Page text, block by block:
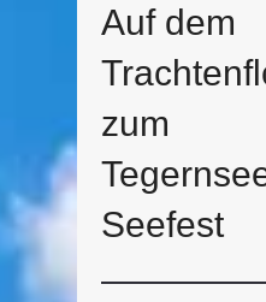
Auf dem
zum
Seefest